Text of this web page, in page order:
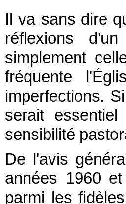
Il va sans dire
réflexions
simplement
fréquente
imperfections.
serait
sensibilité
De l'avis
années 1960
parmi les